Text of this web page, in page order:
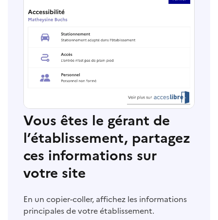
Vous êtes le gérant de
l’établissement, partagez
ces informations sur
votre site
En un copier-coller, affichez les informations
principales de votre établissement.